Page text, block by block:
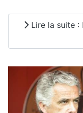
Lire la suite :